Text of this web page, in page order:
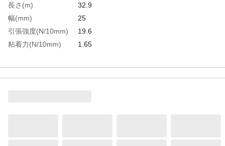
長さ(m)
32.9
幅(mm)
25
引張強度(N/10mm)
19.6
粘着力(N/10mm)
1.65
重さ
130.000G